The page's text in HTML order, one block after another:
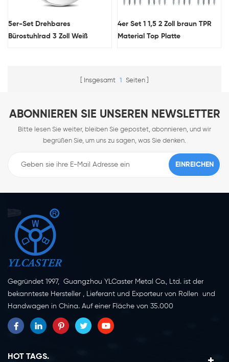
5er-Set Drehbares
Bürostuhlrad 3 Zoll Weiß
4er Set 1 1,5 2 Zoll braun TPR
Material Top Platte
Insgesamt 1 Seiten
ABONNIEREN SIE UNSEREN NEWSLETTER
Bitte lesen Sie weiter, bleiben Sie gepostet, abonnieren, und wir
begrüßen Sie, um uns zu sagen, was Sie denken.
Gegründet 1997, Guangzhou YLCaster Metal Co., Ltd. ist der
bekannteste Hersteller , Lieferant und Exporteur von Rollen und
Handwagen in China. Auf einer Fläche von 35.000
Quadratmetern in der Stadt Yangjiang in der Provinz
Guangdong mit mehr als 20 Experten und etwa 150 Mitarbeitern,
Als professioneller Hersteller von Lenkrollen seit mehr als 20
HOT TAGS.